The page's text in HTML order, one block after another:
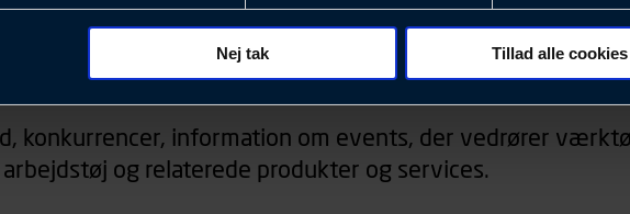
hvad der klikkes på, sider/indhold der besøges, browsertype, søgeord, IP-
(computer, smartphone mv.) samt de features, der anvendes.
Nej tak Tillad alle cookies
Nyhedsbrev
konkurrencer, information om events, der vedrører
arbejdstøj og relaterede produkter og services.